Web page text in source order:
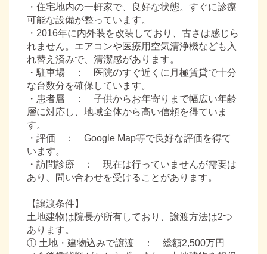
・住宅地内の一軒家で、良好な状態。すぐに診療
可能な設備が整っています。
・2016年に内外装を改装しており、古さは感じら
れません。エアコンや医療用空気清浄機なども入
れ替え済みで、清潔感があります。
・駐車場 ： 医院のすぐ近くに月極賃貸で十分
な台数分を確保しています。
・患者層 ： 子供からお年寄りまで幅広い年齢
層に対応し、地域全体から高い信頼を得ていま
す。
・評価 ： Google Map等で良好な評価を得て
います。
・訪問診療 ： 現在は行っていませんが需要は
あり、問い合わせを受けることがあります。
【譲渡条件】
土地建物は院長が所有しており、譲渡方法は2つ
あります。
① 土地・建物込みで譲渡 ： 総額2,500万円